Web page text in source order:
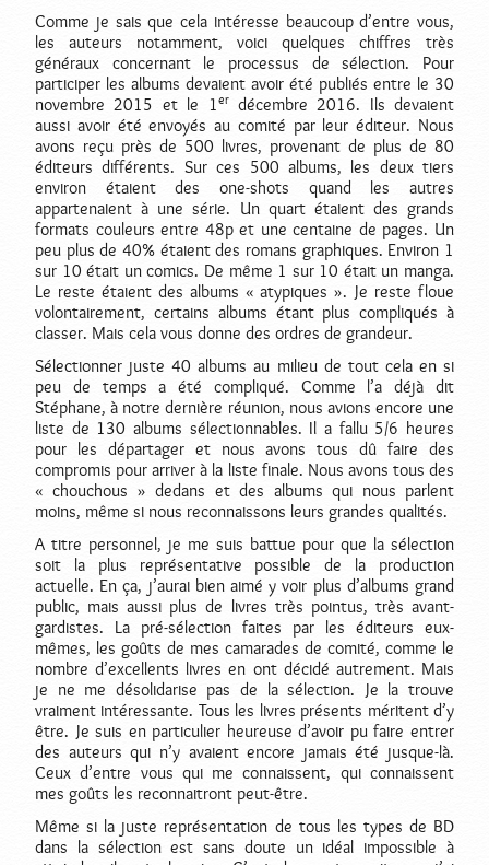
Comme je sais que cela intéresse beaucoup d’entre vous,
les auteurs notamment, voici quelques chiffres très
généraux concernant le processus de sélection. Pour
participer les albums devaient avoir été publiés entre le 30
novembre 2015 et le 1 erdécembre 2016. Ils devaient
aussi avoir été envoyés au comité par leur éditeur. Nous
avons reçu près de 500 livres, provenant de plus de 80
éditeurs différents. Sur ces 500 albums, les deux tiers
environ étaient des one-shots quand les autres
appartenaient à une série. Un quart étaient des grands
formats couleurs entre 48p et une centaine de pages. Un
peu plus de 40% étaient des romans graphiques. Environ 1
sur 10 était un comics. De même 1 sur 10 était un manga.
Le reste étaient des albums « atypiques ». Je reste floue
volontairement, certains albums étant plus compliqués à
classer. Mais cela vous donne des ordres de grandeur.
Sélectionner juste 40 albums au milieu de tout cela en si
peu de temps a été compliqué. Comme l’a déjà dit
Stéphane, à notre dernière réunion, nous avions encore une
liste de 130 albums sélectionnables. Il a fallu 5/6 heures
pour les départager et nous avons tous dû faire des
compromis pour arriver à la liste finale. Nous avons tous des
« chouchous » dedans et des albums qui nous parlent
moins, même si nous reconnaissons leurs grandes qualités.
A titre personnel, je me suis battue pour que la sélection
soit la plus représentative possible de la production
actuelle. En ça, j’aurai bien aimé y voir plus d’albums grand
public, mais aussi plus de livres très pointus, très avant-
gardistes. La pré-sélection faites par les éditeurs eux-
mêmes, les goûts de mes camarades de comité, comme le
nombre d’excellents livres en ont décidé autrement. Mais
je ne me désolidarise pas de la sélection. Je la trouve
vraiment intéressante. Tous les livres présents méritent d’y
être. Je suis en particulier heureuse d’avoir pu faire entrer
des auteurs qui n’y avaient encore jamais été jusque-là.
Ceux d’entre vous qui me connaissent, qui connaissent
mes goûts les reconnaitront peut-être.
Même si la juste représentation de tous les types de BD
dans la sélection est sans doute un idéal impossible à